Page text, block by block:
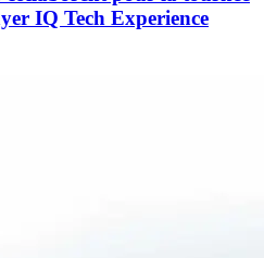
IQ Tech Experience